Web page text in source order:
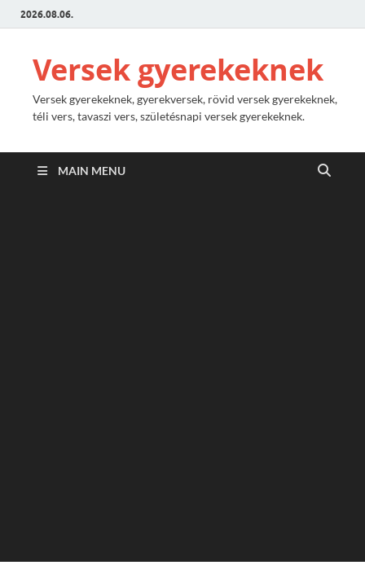
2026.08.06.
Versek gyerekeknek
Versek gyerekeknek, gyerekversek, rövid versek gyerekeknek,
téli vers, tavaszi vers, születésnapi versek gyerekeknek.
MAIN MENU